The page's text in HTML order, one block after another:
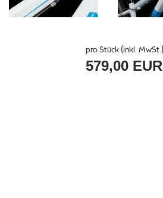
pro Stück (inkl. MwSt.)
579,00 EUR